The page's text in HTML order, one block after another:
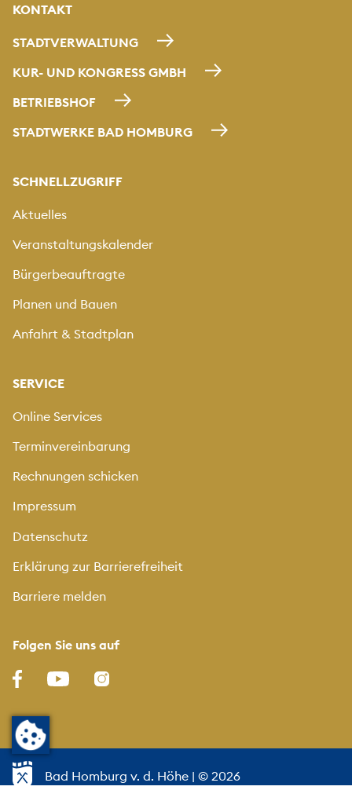
KONTAKT
STADTVERWALTUNG
KUR- UND KONGRESS GMBH
BETRIEBSHOF
STADTWERKE BAD HOMBURG
SCHNELLZUGRIFF
Aktuelles
Veranstaltungskalender
Bürgerbeauftragte
Planen und Bauen
Anfahrt & Stadtplan
SERVICE
Online Services
Terminvereinbarung
Rechnungen schicken
Impressum
Datenschutz
Erklärung zur Barrierefreiheit
Barriere melden
Folgen Sie uns auf
Bad Homburg v. d. Höhe | © 2026